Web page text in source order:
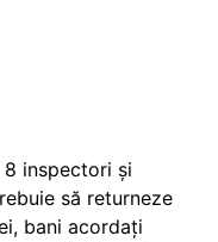
8 inspectori și
să returneze
bani acordați